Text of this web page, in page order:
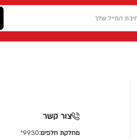
צור קשר
מחלקת חלפים:9930*